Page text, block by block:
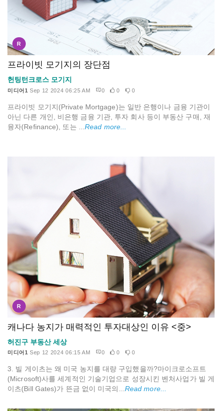
R
프라이빗 모기지의 장단점
헌팅턴크로스 모기지
미디어1 Sep 12 2024 06:25 AM 0 0 0
프라이빗 모기지(Private Mortgage)는 일반 은행이나 금융 기관이
아닌 다른 개인, 비은행 금융 기관, 투자 회사 등이 부동산 구매, 재
융자(Refinance), 또는 ...Read more...
R
캐나다 농지가 매력적인 투자대상인 이유 <중>
허진구 부동산 세상
미디어1 Sep 12 2024 06:15 AM 0 0 0
3. 빌 게이츠는 왜 미국 농지를 대량 구입했을까?마이크로소프트
(Microsoft)사를 세계적인 기술기업으로 성장시킨 벤처사업가 빌 게
이츠(Bill Gates)가 뜬금 없이 미국의...Read more...